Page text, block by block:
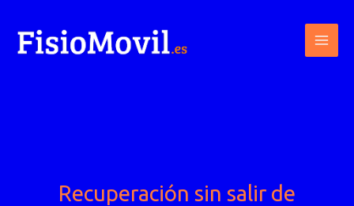
contenido
Recuperación sin salir de